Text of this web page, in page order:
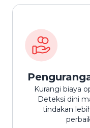
Kurangi biaya
Deteksi dini
tindakan